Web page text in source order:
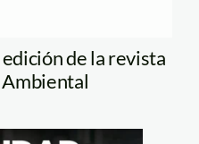
de la revista